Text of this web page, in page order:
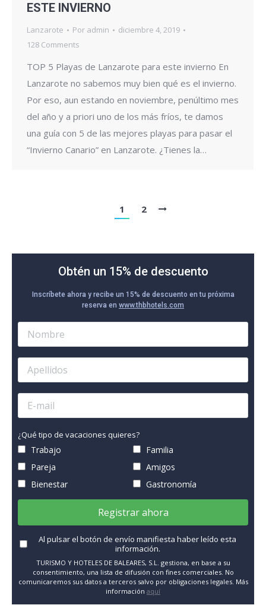
ESTE INVIERNO
Lanzarote Por admin
diciembre 4, 2019
128 Comments
TOP 5 Playas de Lanzarote para este invierno En
Lanzarote no sabemos muy bien qué es el invierno.
Por eso, aun estando en noviembre, penúltimo mes
del año y a priori uno de los más fríos, te damos
una guía con 5 de las mejores playas para pasar el
“Invierno Canario” en Lanzarote. ¿Tienes la…
1 2
Obtén un 15% de descuento
Inscríbete ahora y recibe un 15% de descuento en tu próxima
reserva en www.thbhotels.com
¿Qué tipo de vacaciones quieres?
Trabajo
Familia
Pareja
Amigos
Bienestar
Gastronomía
Registrar ahora
Al pulsar el botón de envío manifiesta haber leído esta
información.
TURISMO Y HOTELES DE BALEARES, S.L. gestiona, en base a su
consentimiento, una lista de difusión con fines comerciales. No
comunicaremos sus datos a terceros salvo por obligaciones legales. Más
información aquí